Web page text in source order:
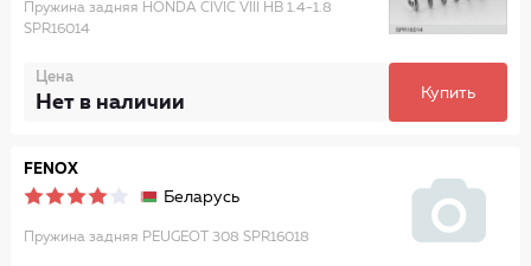
Пружина задняя HONDA CIVIC VIII HB 1.4-1.8
SPR16014
Цена
Нет в наличии Купить
FENOX
Беларусь
Пружина задняя PEUGEOT 308 SPR16018